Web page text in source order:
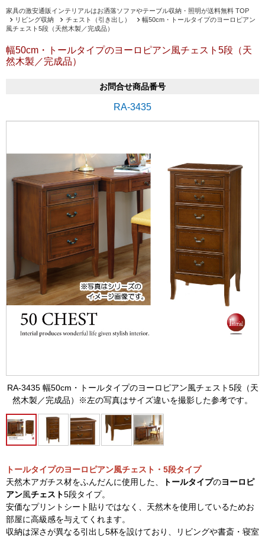
家具の激安通販インテリアルはお洒落ソファやテーブル収納・照明が送料無料 TOP
リビング収納
チェスト（引き出し）
幅50cm・トールタイプのヨーロピアン
風チェスト5段（天然木製／完成品）
幅50cm・トールタイプのヨーロピアン風チェスト5段（天
然木製／完成品）
お問合せ商品番号
RA-3435
RA-3435 幅50cm・トールタイプのヨーロピアン風チェスト5段（天
然木製／完成品）※左の写真はサイズ違いを撮影した参考です。
トールタイプのヨーロピアン風チェスト・5段タイプ
天然木アガチス材をふんだんに使用した、
トールタイプのヨーロピ
アン風チェスト5段タイプ。
安価なプリントシート貼りではなく、天然木を使用しているためお
部屋に高級感を与えてくれます。
収納は深さが異なる引出し5杯を設けており、リビングや書斎・寝室